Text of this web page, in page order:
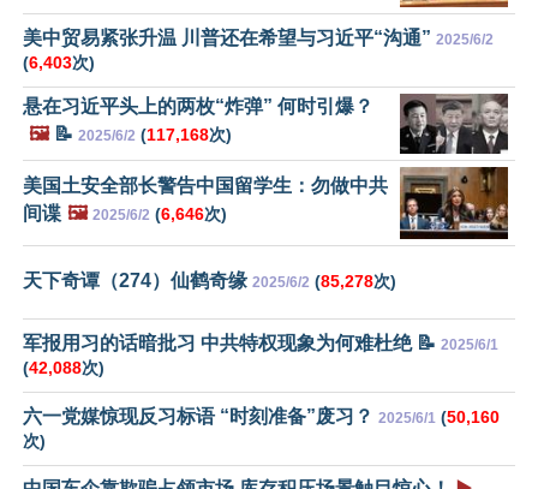
美中贸易紧张升温 川普还在希望与习近平“沟通” 2025/6/2
(6,403次)
悬在习近平头上的两枚“炸弹” 何时引爆？
🖼️📝 2025/6/2 (117,168次)
美国土安全部长警告中国留学生：勿做中共
间谍 🖼️ 2025/6/2 (6,646次)
天下奇谭（274）仙鹤奇缘 2025/6/2 (85,278次)
军报用习的话暗批习 中共特权现象为何难杜绝 📝 2025/6/1
(42,088次)
六一党媒惊现反习标语 “时刻准备”废习？ 2025/6/1 (50,160
次)